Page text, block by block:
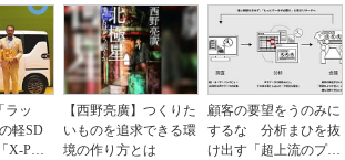
ラッ
軽SD
X-PAC
【西野亮廣】つくりた
いものを追求できる環
境の作り方とは
顧客の要望をうのみに
するな 分析まひを抜
け出す「超上流のプロ